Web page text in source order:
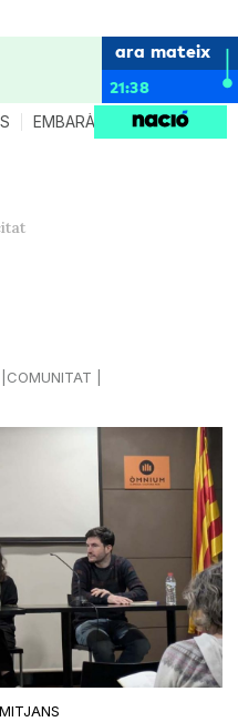
ara mateix
21:38
EMBARÀS CRIANÇA
COMUNITAT